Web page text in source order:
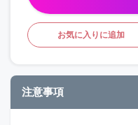
お気に入りに追加
注意事項